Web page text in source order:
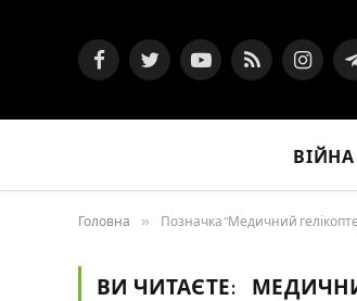
FacebookTwitterYouTubeRSS
ВІЙНА
Головна » Позначка "Медичний
ВИ ЧИТАЄТЕ: